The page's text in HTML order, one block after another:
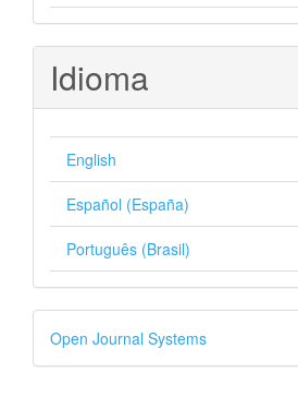
Idioma
English
Español (España)
Português (Brasil)
Desenvolvido
por
Open Journal Systems